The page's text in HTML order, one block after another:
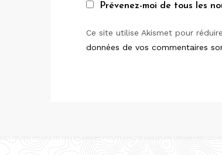
Prévenez-moi de tous les
Ce site utilise Akismet pour
données de vos commentaires